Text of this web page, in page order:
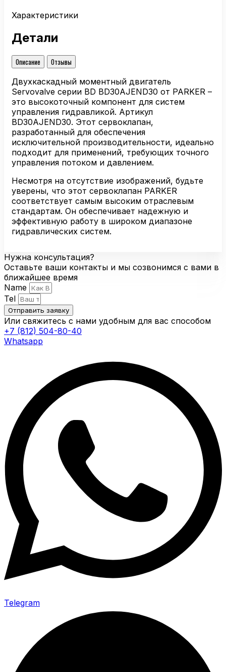
Характеристики
Детали
Описание
Отзывы
Двухкаскадный моментный двигатель
Servovalve серии BD BD30AJEND30 от PARKER –
это высокоточный компонент для систем
управления гидравликой. Артикул
BD30AJEND30. Этот сервоклапан,
разработанный для обеспечения
исключительной производительности, идеально
подходит для применений, требующих точного
управления потоком и давлением.
Несмотря на отсутствие изображений, будьте
уверены, что этот сервоклапан PARKER
соответствует самым высоким отраслевым
стандартам. Он обеспечивает надежную и
эффективную работу в широком диапазоне
гидравлических систем.
Нужна консультация?
Оставьте ваши контакты и мы созвонимся с вами в
ближайшее время
Name
Tel
Отправить заявку
Или свяжитесь с нами удобным для вас способом
+7 (812) 504-80-40
Whatsapp
Telegram